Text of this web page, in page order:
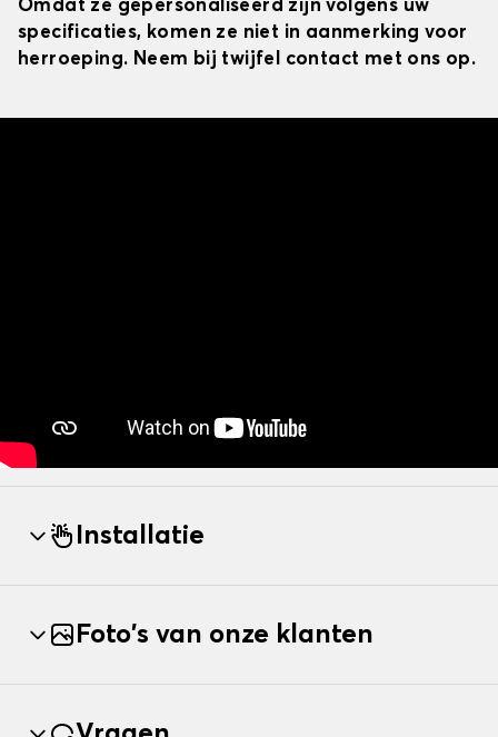
Omdat ze gepersonaliseerd zijn volgens uw
specificaties, komen ze niet in aanmerking voor
herroeping. Neem bij twijfel contact met ons op.
Installatie
Foto's van onze klanten